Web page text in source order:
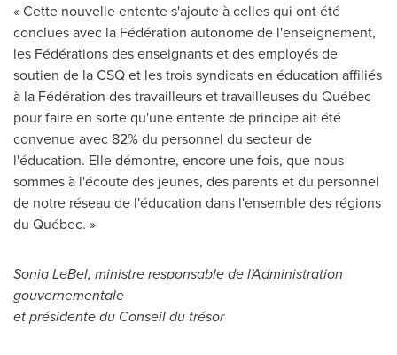
« Cette nouvelle entente s'ajoute à celles qui ont été
conclues avec la Fédération autonome de l'enseignement,
les Fédérations des enseignants et des employés de
soutien de la CSQ et les trois syndicats en éducation affiliés
à la Fédération des travailleurs et travailleuses du Québec
pour faire en sorte qu'une entente de principe ait été
convenue avec 82% du personnel du secteur de
l'éducation. Elle démontre, encore une fois, que nous
sommes à l'écoute des jeunes, des parents et du personnel
de notre réseau de l'éducation dans l'ensemble des régions
du Québec. »
Sonia LeBel, ministre responsable de l'Administration
gouvernementale
et présidente du Conseil du trésor